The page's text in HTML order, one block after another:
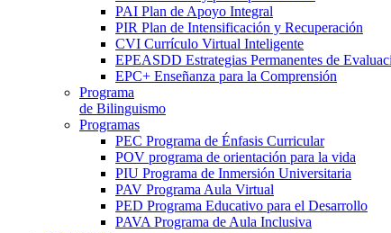
PAI Plan de Apoyo Integral
PIR Plan de Intensificación y Recuperación
CVI Currículo Virtual Inteligente
EPEASDD Estrategias Permanentes de
EPC+ Enseñanza para la Comprensión
Programa
de Bilinguismo
Programas
PEC Programa de Énfasis Curricular
POV programa de orientación para la vida
PIU Programa de Inmersión Universitaria
PAV Programa Aula Virtual
PED Programa Educativo para el Desarrollo
PAVA Programa de Aula Inclusiva